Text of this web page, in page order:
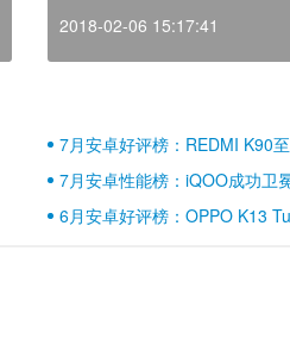
2018-02-06 15:17:41
7月安卓好评榜：REDMI K90
壁江山
7月安卓性能榜：iQOO成功卫
6月安卓好评榜：OPPO K13